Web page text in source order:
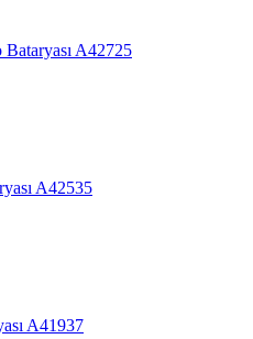
A42725
A42535
A41937